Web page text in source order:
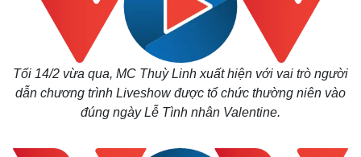
Tối 14/2 vừa qua, MC Thuỳ Linh xuất hiện với vai trò người
dẫn chương trình Liveshow được tổ chức thường niên vào
đúng ngày Lễ Tình nhân Valentine.